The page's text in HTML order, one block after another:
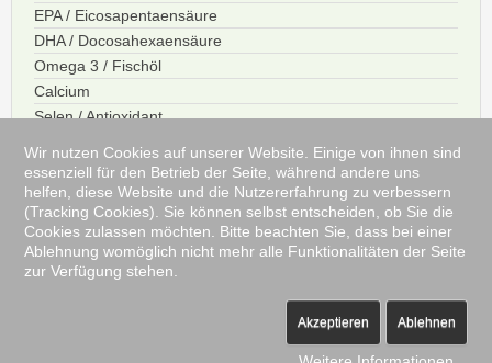
EPA / Eicosapentaensäure
DHA / Docosahexaensäure
Omega 3 / Fischöl
Calcium
Selen / Antioxidant
Chrom
Mangan
Impressum Datenschutzerklärung AGB Widerrufsrecht
Kontakt
Sitemap
Partner
Monatsaktion
Wir nutzen Cookies auf unserer Website. Einige von ihnen sind
essenziell für den Betrieb der Seite, während andere uns
helfen, diese Website und die Nutzererfahrung zu verbessern
(Tracking Cookies). Sie können selbst entscheiden, ob Sie die
Cookies zulassen möchten. Bitte beachten Sie, dass bei einer
Ablehnung womöglich nicht mehr alle Funktionalitäten der Seite
zur Verfügung stehen.
Akzeptieren Ablehnen